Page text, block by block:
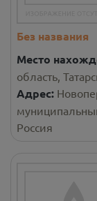
Без названия
Место
область,
Адрес:
Россия